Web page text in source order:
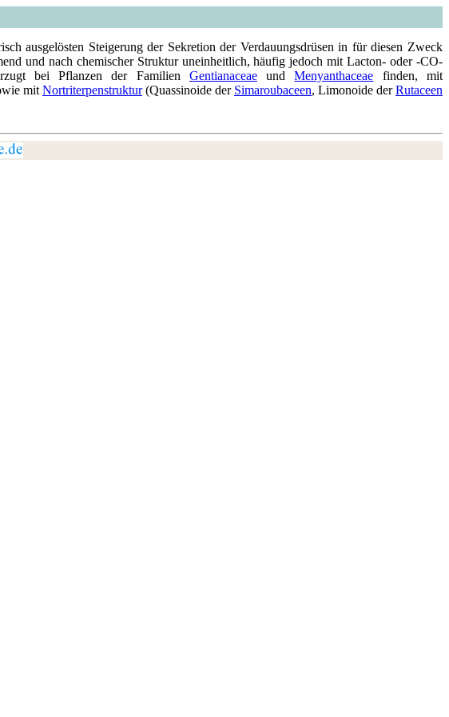
ausgelösten Steigerung der Sekretion der Verdauungsdrüsen in für diesen Zweck
und nach chemischer Struktur uneinheitlich, häufig jedoch mit Lacton- oder -CO-
bei Pflanzen der Familien GentianaceaeundMenyanthaceae finden, mit
mit Nortriterpenstruktur(Quassinoide der Simaroubaceen, Limonoide derRutaceen